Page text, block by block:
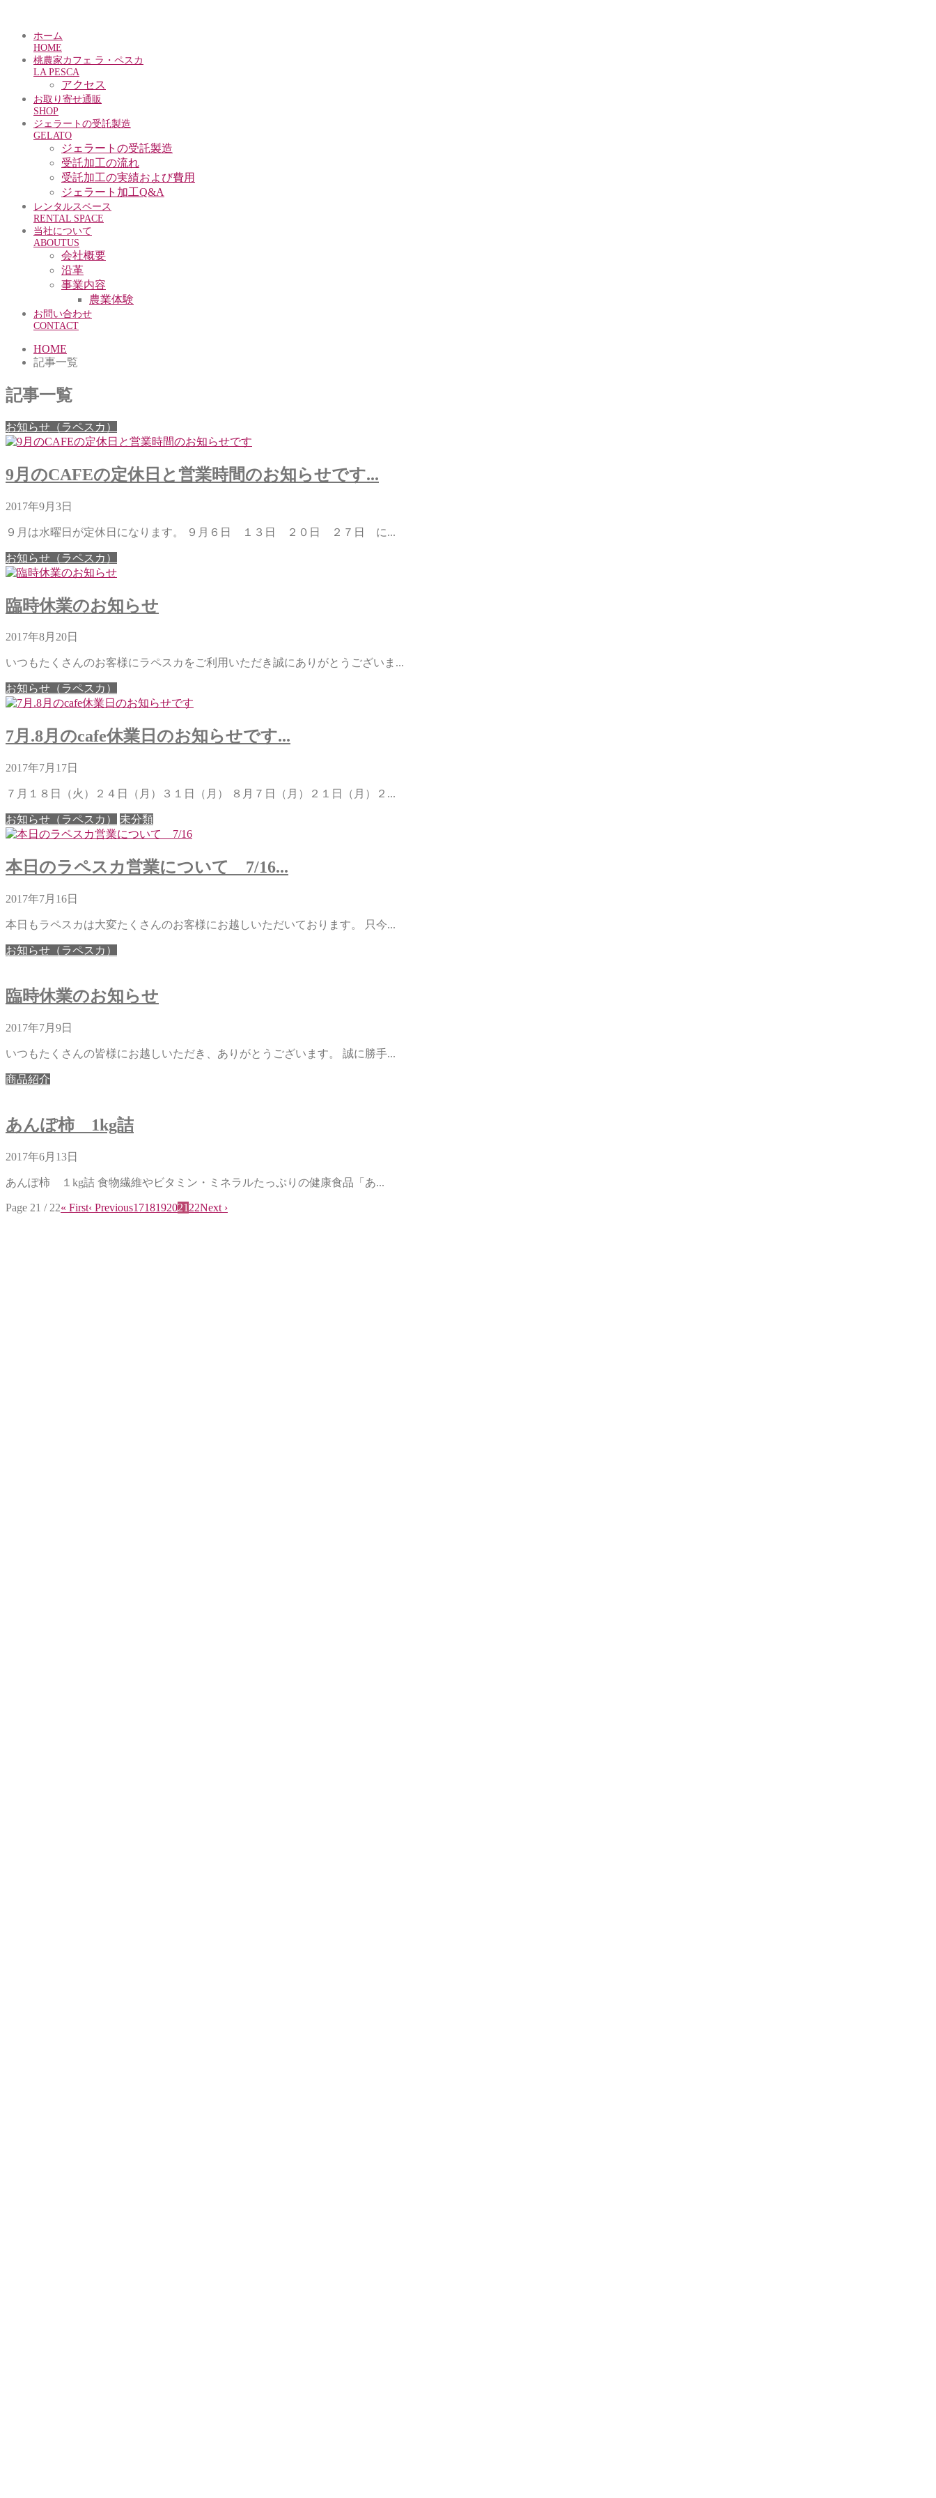
ホーム
HOME
桃農家カフェ ラ・ペスカ
LA PESCA
アクセス
お取り寄せ通販
SHOP
ジェラートの受託製造
GELATO
ジェラートの受託製造
受託加工の流れ
受託加工の実績および費用
ジェラート加工Q&A
レンタルスペース
RENTAL SPACE
当社について
ABOUTUS
会社概要
沿革
事業内容
農業体験
お問い合わせ
CONTACT
HOME
記事一覧
記事一覧
お知らせ（ラペスカ）
9月のCAFEの定休日と営業時間のお知らせです...
2017年9月3日
９月は水曜日が定休日になります。 ９月６日 １３日 ２０日 ２７日 に...
お知らせ（ラペスカ）
臨時休業のお知らせ
2017年8月20日
いつもたくさんのお客様にラペスカをご利用いただき誠にありがとうございま...
お知らせ（ラペスカ）
7月.8月のcafe休業日のお知らせです...
2017年7月17日
７月１８日（火）２４日（月）３１日（月） ８月７日（月）２１日（月）２...
お知らせ（ラペスカ） 未分類
本日のラペスカ営業について 7/16...
2017年7月16日
本日もラペスカは大変たくさんのお客様にお越しいただいております。 只今...
お知らせ（ラペスカ）
臨時休業のお知らせ
2017年7月9日
いつもたくさんの皆様にお越しいただき、ありがとうございます。 誠に勝手...
商品紹介
あんぽ柿 1kg詰
2017年6月13日
あんぽ柿 １kg詰 食物繊維やビタミン・ミネラルたっぷりの健康食品「あ...
Page 21 / 22« First‹ Previous1718192021 22Next ›